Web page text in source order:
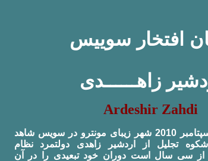
افتخار سوييس
زاهــــــدی
Ardeshir Zahdi
عصر سه شنبه 28 سپتامبر 2010 شهر زیبای مونترو در سویس شاهد
تجلیل از اردشیر زاهدی دولتمرد نظام
سی سال است دوران خود تبعیدی را در آن